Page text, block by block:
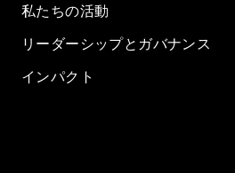
私たちの活動
リーダーシップとガバナンス
インパクト